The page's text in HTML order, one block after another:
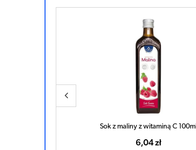
Sok z maliny z witaminą C 100ml
6,04 zł